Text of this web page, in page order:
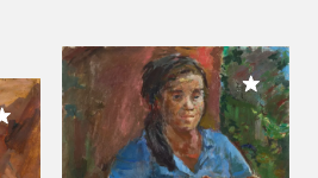
Meiner Sammlung hinzufügen
Meiner